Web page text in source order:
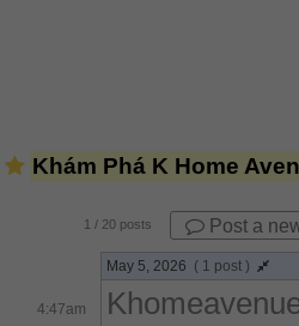
Khám Phá K Home
1 / 20 posts Post a
May 5, 2026 ( 1 post )
4:47am